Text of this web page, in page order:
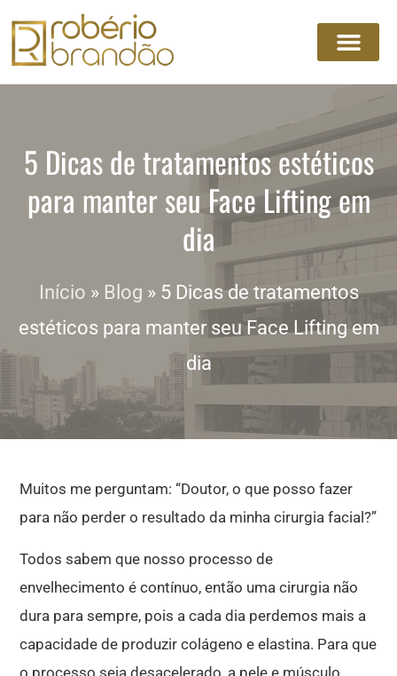
5 Dicas de tratamentos estéticos
para manter seu Face Lifting em
dia
Início » Blog » 5 Dicas de tratamentos
estéticos para manter seu Face Lifting em
dia
Muitos me perguntam: “Doutor, o que posso fazer
para não perder o resultado da minha cirurgia facial?”
Todos sabem que nosso processo de
envelhecimento é contínuo, então uma cirurgia não
dura para sempre, pois a cada dia perdemos mais a
capacidade de produzir colágeno e elastina. Para que
o processo seja desacelerado, a pele e músculo